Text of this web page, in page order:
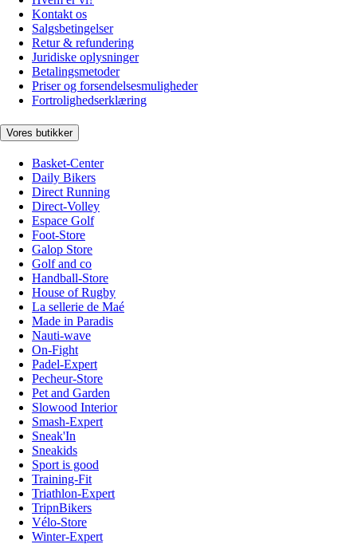
Kontakt os
Salgsbetingelser
Retur & refundering
Juridiske oplysninger
Betalingsmetoder
Priser og forsendelsesmuligheder
Fortrolighedserklæring
Vores butikker
Basket-Center
Daily Bikers
Direct Running
Direct-Volley
Espace Golf
Foot-Store
Galop Store
Golf and co
Handball-Store
House of Rugby
La sellerie de Maé
Made in Paradis
Nauti-wave
On-Fight
Padel-Expert
Pecheur-Store
Pet and Garden
Slowood Interior
Smash-Expert
Sneak'In
Sneakids
Sport is good
Training-Fit
Triathlon-Expert
TripnBikers
Vélo-Store
Winter-Expert